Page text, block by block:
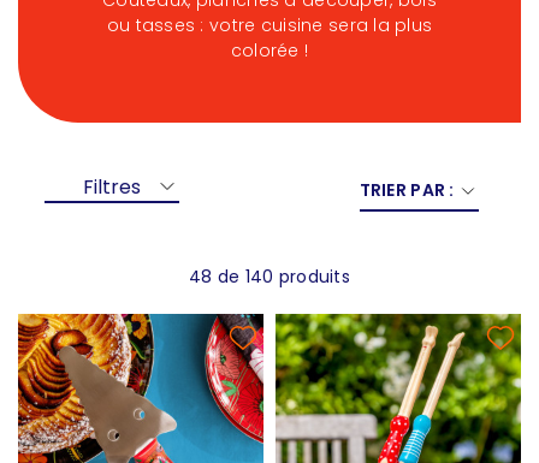
ou tasses : votre cuisine sera la plus
colorée !
Filtres TRIER PAR :
48 de 140 produits